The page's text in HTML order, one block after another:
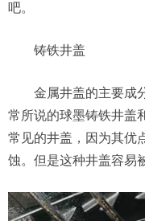
吧。
铸铁井盖
金属井盖的主要成
常所说的球墨铸铁井盖
常见的井盖，因为其优
蚀。但是这种井盖容易